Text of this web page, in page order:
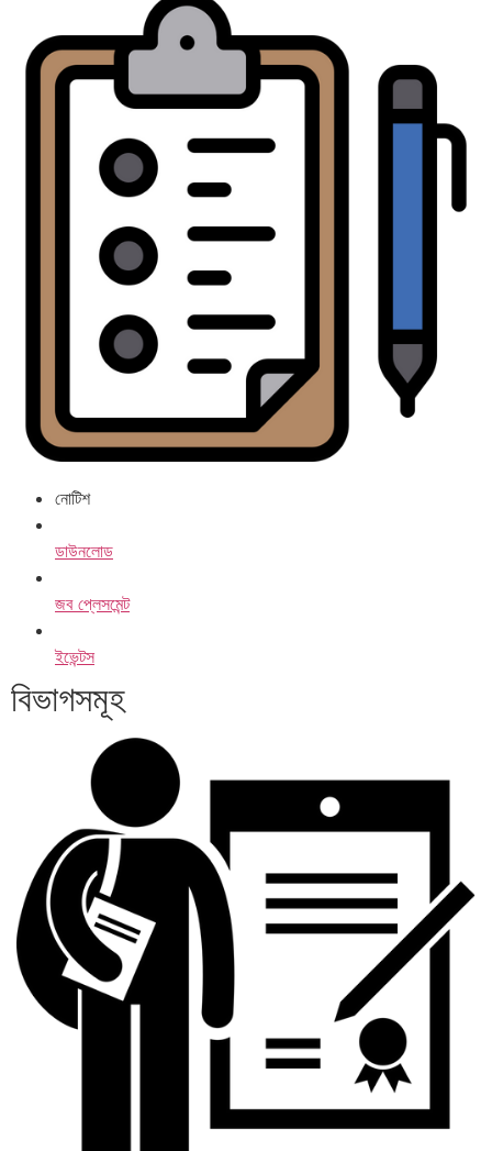
নোটিশ
ডাউনলোড
জব প্লেসমেন্ট
ইভেন্টস
বিভাগসমূহ